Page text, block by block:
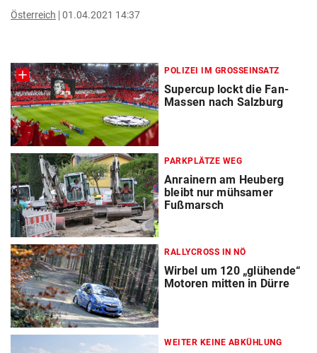
Österreich 01.04.2021 14:37
POLIZEI IM GROSSEINSATZ
Supercup lockt die Fan-
Massen nach Salzburg
PARKPLÄTZE WEG
Anrainern am Heuberg
bleibt nur mühsamer
Fußmarsch
RALLYCROSS IN NÖ
Wirbel um 120 „glühende“
Motoren mitten in Dürre
WEITER KEINE ABKÜHLUNG